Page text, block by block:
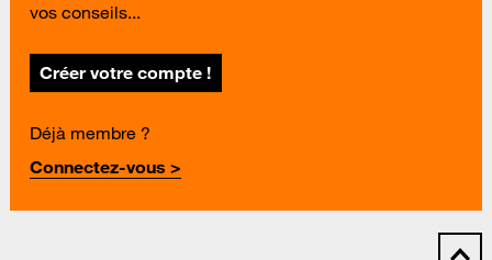
vos conseils...
Créer votre compte !
Déjà membre ?
Connectez-vous >